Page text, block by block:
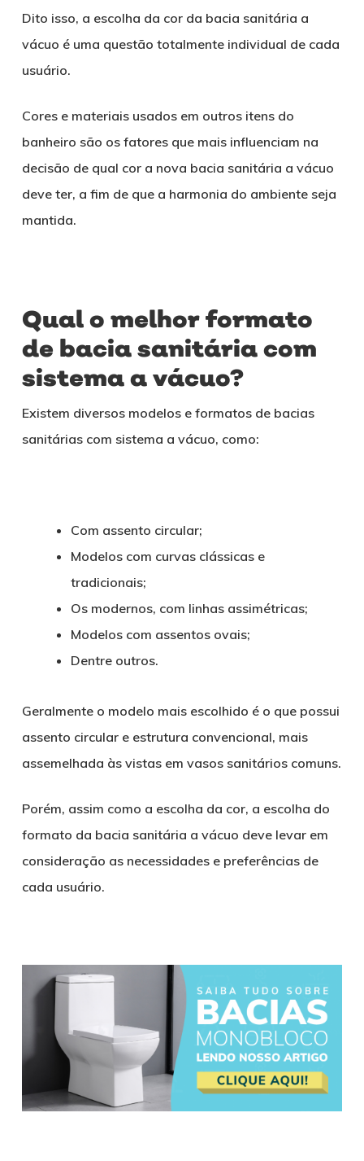
Dito isso, a escolha da cor da bacia sanitária a
vácuo é uma questão totalmente individual de cada
usuário.
Cores e materiais usados em outros itens do
banheiro são os fatores que mais influenciam na
decisão de qual cor a nova bacia sanitária a vácuo
deve ter, a fim de que a harmonia do ambiente seja
mantida.
Qual o melhor formato
de bacia sanitária com
sistema a vácuo?
Existem diversos modelos e formatos de bacias
sanitárias com sistema a vácuo, como:
Com assento circular;
Modelos com curvas clássicas e
tradicionais;
Os modernos, com linhas assimétricas;
Modelos com assentos ovais;
Dentre outros.
Geralmente o modelo mais escolhido é o que possui
assento circular e estrutura convencional, mais
assemelhada às vistas em vasos sanitários comuns.
Porém, assim como a escolha da cor, a escolha do
formato da bacia sanitária a vácuo deve levar em
consideração as necessidades e preferências de
cada usuário.